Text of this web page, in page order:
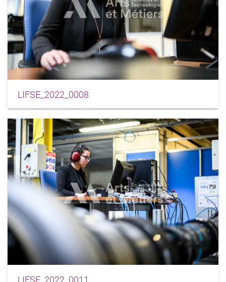
LIFSE_2022_0008